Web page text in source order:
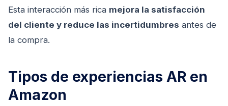
Esta interacción más rica mejora la satisfacción
del cliente y reduce las incertidumbres antes de
la compra.
Tipos de experiencias AR en
Amazon